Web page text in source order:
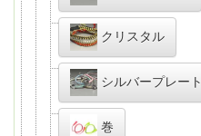
クリスタル
シルバープレート
巻